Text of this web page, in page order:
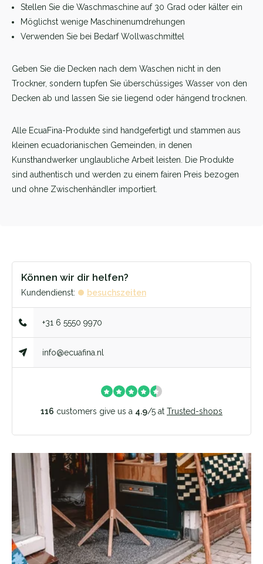
Stellen Sie die Waschmaschine auf 30 Grad oder kälter ein
Möglichst wenige Maschinenumdrehungen
Verwenden Sie bei Bedarf Wollwaschmittel
Geben Sie die Decken nach dem Waschen nicht in den
Trockner, sondern tupfen Sie überschüssiges Wasser von den
Decken ab und lassen Sie sie liegend oder hängend trocknen.
Alle EcuaFina-Produkte sind handgefertigt und stammen aus
kleinen ecuadorianischen Gemeinden, in denen
Kunsthandwerker unglaubliche Arbeit leisten. Die Produkte
sind authentisch und werden zu einem fairen Preis bezogen
und ohne Zwischenhändler importiert.
Können wir dir helfen?
Kundendienst: besuchszeiten
+31 6 5550 9970
info@ecuafina.nl
116 customers give us a 4.9/5 at Trusted-shops